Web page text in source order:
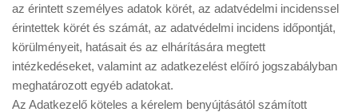
az érintett személyes adatok körét, az adatvédelmi incidenssel
érintettek körét és számát, az adatvédelmi incidens időpontját,
körülményeit, hatásait és az elhárítására megtett
intézkedéseket, valamint az adatkezelést előíró jogszabályban
meghatározott egyéb adatokat.
Az Adatkezelő köteles a kérelem benyújtásától számított